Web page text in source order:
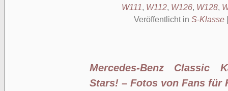
W111, W112, W126, W128,
Veröffentlicht in S-Klasse
Mercedes-Benz Classic
Stars! – Fotos von Fans für